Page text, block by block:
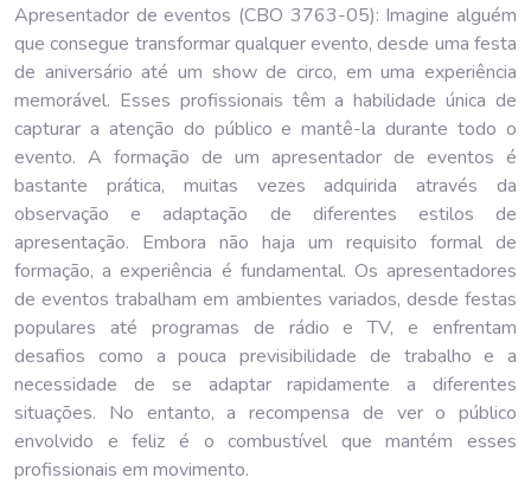
Apresentador de eventos (CBO 3763-05): Imagine alguém
que consegue transformar qualquer evento, desde uma festa
de aniversário até um show de circo, em uma experiência
memorável. Esses profissionais têm a habilidade única de
capturar a atenção do público e mantê-la durante todo o
evento. A formação de um apresentador de eventos é
bastante prática, muitas vezes adquirida através da
observação e adaptação de diferentes estilos de
apresentação. Embora não haja um requisito formal de
formação, a experiência é fundamental. Os apresentadores
de eventos trabalham em ambientes variados, desde festas
populares até programas de rádio e TV, e enfrentam
desafios como a pouca previsibilidade de trabalho e a
necessidade de se adaptar rapidamente a diferentes
situações. No entanto, a recompensa de ver o público
envolvido e feliz é o combustível que mantém esses
profissionais em movimento.